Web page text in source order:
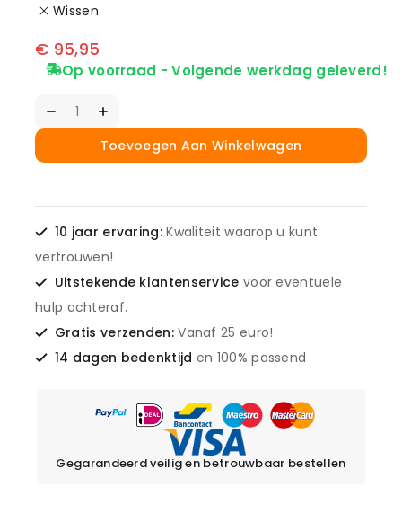
Wissen
€ 95,95
Op voorraad - Volgende werkdag geleverd!
Toevoegen Aan Winkelwagen
10 jaar ervaring:Kwaliteit waarop u kunt
vertrouwen!
Uitstekende klantenservice voor eventuele
hulp achteraf.
Gratis verzenden:Vanaf 25 euro!
14 dagen bedenktijd en 100% passend
Gegarandeerd veilig en betrouwbaar bestellen